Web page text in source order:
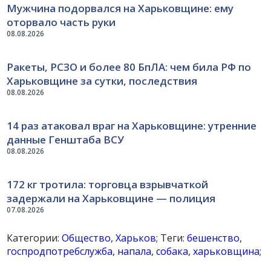
08.08.2026
Мужчина подорвался на Харьковщине: ему
оторвало часть руки
08.08.2026
Ракеты, РСЗО и более 80 БпЛА: чем била РФ по
Харьковщине за сутки, последствия
08.08.2026
14 раз атаковал враг на Харьковщине: утренние
данные Генштаба ВСУ
07.08.2026
172 кг тротила: торговца взрывчаткой
задержали на Харьковщине — полиция
Категории:Общество,Харьков; Теги:бешенство,
госпродпотребслужба, напала,собака,харьковщина;